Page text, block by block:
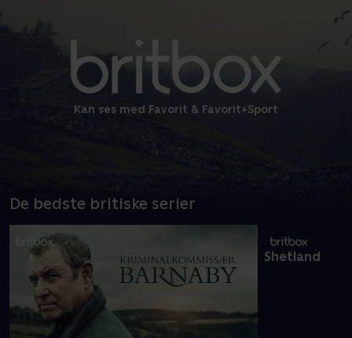
Kan ses med Favorit & Favorit+Sport
De bedste britiske serier
Shetland